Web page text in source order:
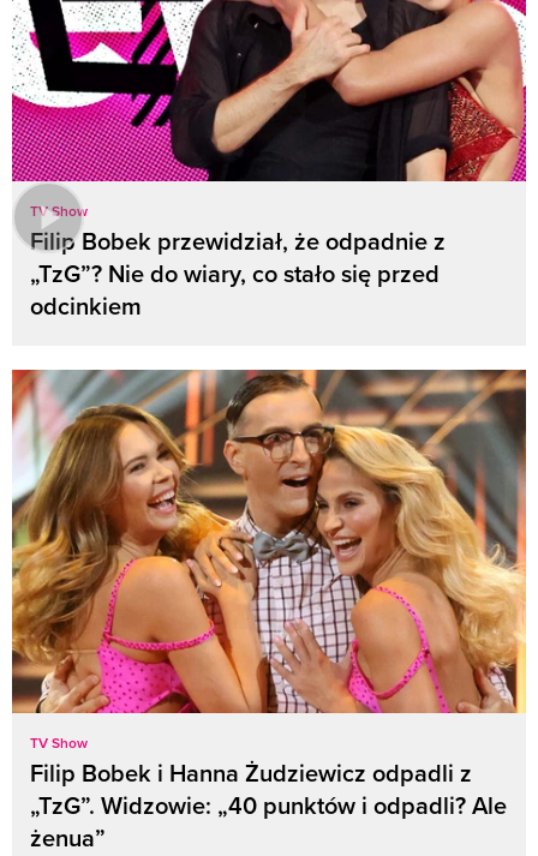
TV Show
Filip Bobek przewidział, że odpadnie z
„TzG”? Nie do wiary, co stało się przed
odcinkiem
TV Show
Filip Bobek i Hanna Żudziewicz odpadli z
„TzG”. Widzowie: „40 punktów i odpadli? Ale
żenua”